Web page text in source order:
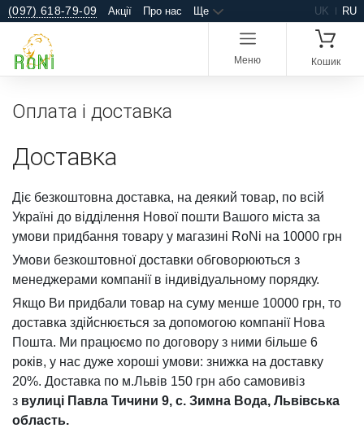
(097) 618-79-09 Акції Про нас Ще UK RU
Меню Кошик
Оплата і доставка
Доставка
Діє безкоштовна доставка, на деякий товар, по всій
Україні до відділення Нової пошти Вашого міста за
умови придбання товару у магазині RoNi на 10000 грн
Умови безкоштовної доставки обговорюються з
менеджерами компанії в індивідуальному порядку.
Якщо Ви придбали товар на суму менше 10000 грн, то
доставка здійснюється за допомогою компанії Нова
Пошта. Ми працюємо по договору з ними більше 6
років, у нас дуже хороші умови: знижка на доставку
20%. Доставка по м.Львів 150 грн або самовивіз
з вулиці Павла Тичини 9, с. Зимна Вода, Львівська
область.